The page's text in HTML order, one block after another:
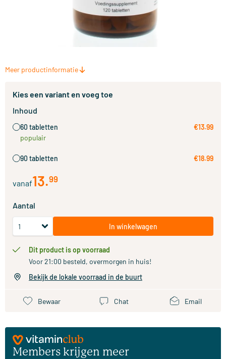
Meer productinformatie
Kies een variant en voeg toe
Inhoud
60 tabletten
populair
€13.99
90 tabletten €18.99
vanaf13.99
Aantal
In winkelwagen
Dit product is op voorraad
Voor 21:00 besteld, overmorgen in huis!
Bekijk de lokale voorraad in de buurt
Bewaar Chat Email
Members krijgen meer